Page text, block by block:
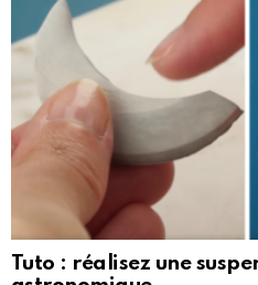
Tuto : réalisez une